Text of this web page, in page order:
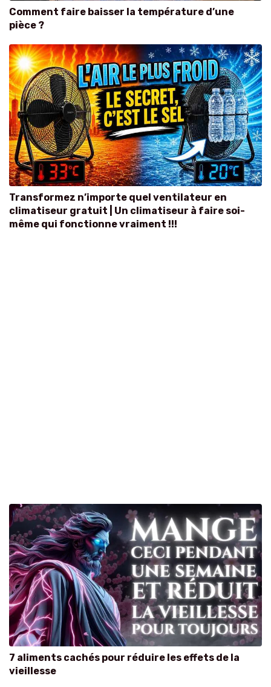
Comment faire baisser la température d’une
pièce ?
Transformez n’importe quel ventilateur en
climatiseur gratuit | Un climatiseur à faire soi-
même qui fonctionne vraiment !!!
7 aliments cachés pour réduire les effets de la
vieillesse